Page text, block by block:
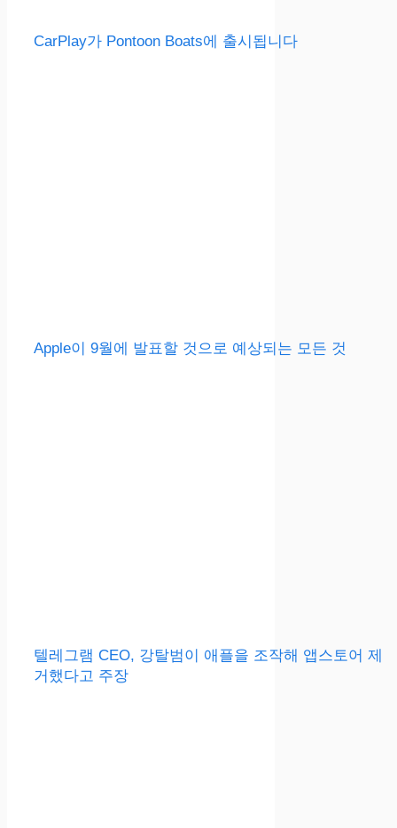
CarPlay가 Pontoon Boats에 출시됩니다
Apple이 9월에 발표할 것으로 예상되는 모든 것
텔레그램 CEO, 강탈범이 애플을 조작해 앱스토어 제
거했다고 주장